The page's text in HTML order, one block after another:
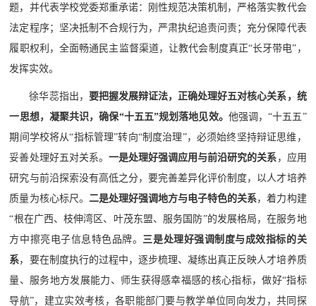
题，并代表学校党委郑重承诺：刚性规范决策机制，严格落实教代会
法定程序；坚决抵制不合规行为，严肃执纪追责问责；充分保障代表
履职权利，全面畅通民主监督渠道，让教代会制度真正“长牙带电”，
发挥实效。
徐华蕊指出， 要把握发展辩证法，正确处理好五对核心关系，统
一思想，凝聚共识，确保“十五五”规划落地见效。 他强调，“十五五”
期间学校将从“指标管理”转向“制度治理”，必须始终坚持辩证思维，
妥善处理好五对关系。 一是处理好强调应用与前沿研究的关系 ，应用
研究与前沿探索没有高低之分，要完善差异化评价制度，以人才培养
质量为核心标尺。 二是处理好强调地方与电子特色的关系，着力构建
“根在广西、枝伸湾区、叶茂东盟、服务国防”的发展格局，在服务地
方中擦亮电子信息特色品牌。 三是处理好强调制度与成效指标的关
系，要在制度执行的过程中，逐步梳理、凝练出真正反映人才培养质
量、服务地方发展能力、师生获得感幸福感的核心指标，做好“指标
导航”，建立实效考核，各职能部门要与教学单位同向发力，共同探